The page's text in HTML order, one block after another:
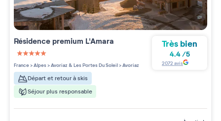
Résidence premium L'Amara
5 étoiles sur 5
France>Alpes>Avoriaz & Les Portes Du Soleil>Avoriaz
Départ et retour à skis
Séjour plus responsable
Très bien
4.4/5
2072 avis